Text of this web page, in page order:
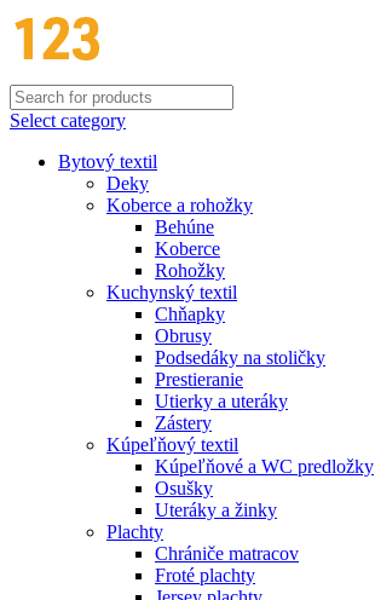
Select category
Bytový textil
Deky
Koberce a rohožky
Behúne
Koberce
Rohožky
Kuchynský textil
Chňapky
Obrusy
Podsedáky na stoličky
Prestieranie
Utierky a uteráky
Zástery
Kúpeľňový textil
Kúpeľňové a WC predložky
Osušky
Uteráky a žinky
Plachty
Chrániče matracov
Froté plachty